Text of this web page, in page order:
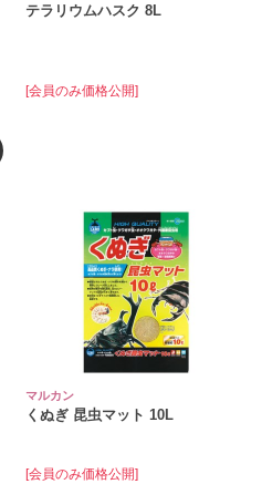
テラリウムハスク 8L
[会員のみ価格公開]
マルカン
くぬぎ 昆虫マット 10L
[会員のみ価格公開]